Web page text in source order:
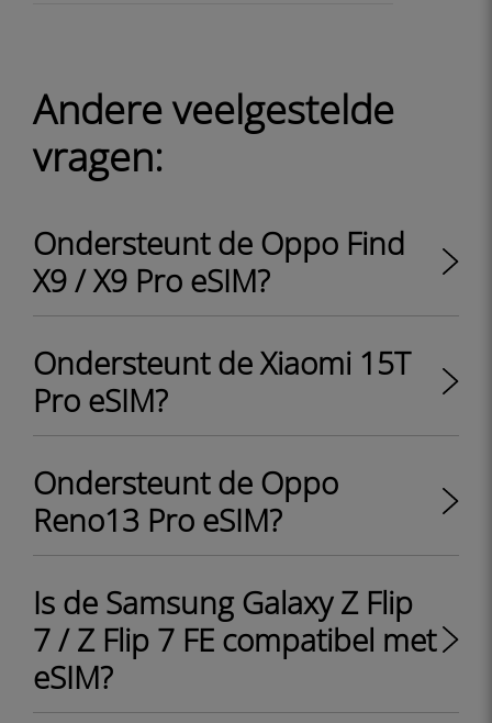
Andere veelgestelde
vragen:
Ondersteunt de Oppo Find
X9 / X9 Pro eSIM?
Ondersteunt de Xiaomi 15T
Pro eSIM?
Ondersteunt de Oppo
Reno13 Pro eSIM?
Is de Samsung Galaxy Z Flip
7 / Z Flip 7 FE compatibel met
eSIM?